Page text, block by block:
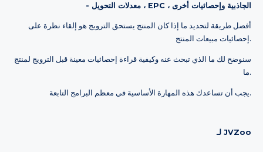
- معدلات التحويل ، EPC ، الجاذبية وإحصائيات أخرى
أفضل طريقة لتحديد ما إذا كان المنتج يستحق الترويج هو إلقاء نظرة على
إحصائيات مبيعات المنتج.
سنوضح لك ما الذي تبحث عنه وكيفية قراءة إحصائيات معينة قبل الترويج لمنتج
ما.
يجب أن تساعدك هذه المهارة الأساسية في معظم البرامج التابعة.
لـ JVZoo